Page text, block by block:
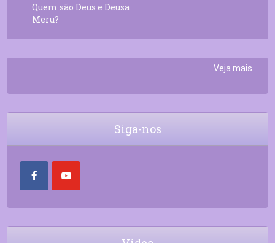
Quem são Deus e Deusa
Meru?
Veja mais
Siga-nos